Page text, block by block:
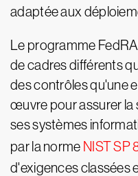
adaptée aux
Le programme
de cadres différents
des contrôles qu'une
œuvre pour assurer la
ses systèmes
par la norme NIST SP
d'exigences classées